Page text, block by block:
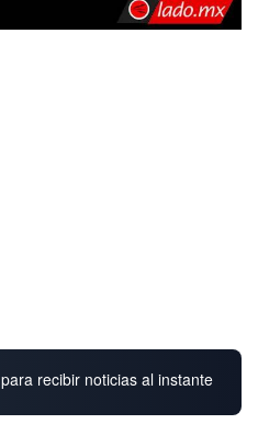
recibir noticias al instante